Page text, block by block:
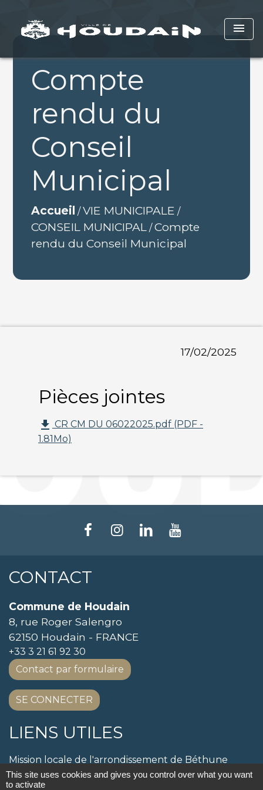
menu
Compte
rendu du
Conseil
Municipal
Accueil /VIE MUNICIPALE /
CONSEIL MUNICIPAL /Compte
rendu du Conseil Municipal
17/02/2025
Pièces jointes
file_download CR CM DU 06022025.pdf (PDF -
1.81Mo)
CONTACT
Commune de Houdain
8, rue Roger Salengro
62150 Houdain - FRANCE
+33 3 21 61 92 30
Contact par formulaire
SE CONNECTER
LIENS UTILES
Mission locale de l'arrondissement de Béthune
SERVICE PUBLIC
This site uses cookies and gives you control over what you want
to activate